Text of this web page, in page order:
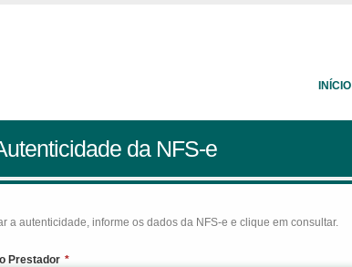
INÍCIO
da NFS-e
a autenticidade, informe os dados da NFS-e e clique em consultar.
Prestador *